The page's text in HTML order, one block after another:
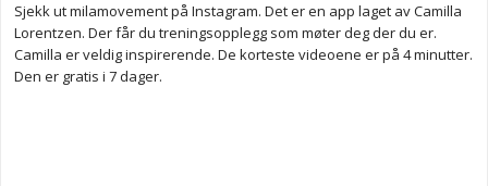
Sjekk ut milamovement på Instagram. Det er en app laget av Camilla
Lorentzen. Der får du treningsopplegg som møter deg der du er.
Camilla er veldig inspirerende. De korteste videoene er på 4 minutter.
Den er gratis i 7 dager.